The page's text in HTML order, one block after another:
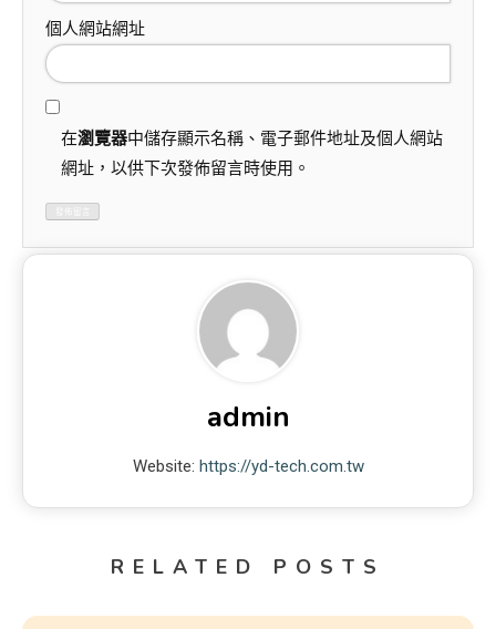
個人網站網址
在瀏覽器中儲存顯示名稱、電子郵件地址及個人網站
網址，以供下次發佈留言時使用。
admin
Website: https://yd-tech.com.tw
RELATED POSTS